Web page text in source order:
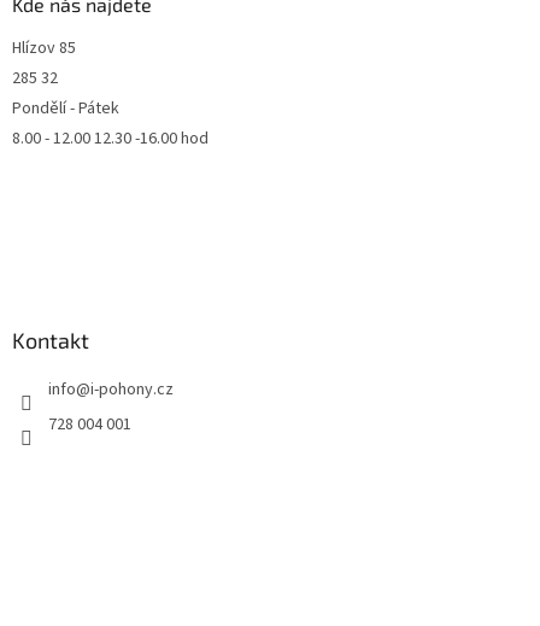
Hlízov 85
285 32
Pondělí - Pátek
8.00 - 12.00 12.30 -16.00 hod
Kontakt
info@i-pohony.cz
728 004 001